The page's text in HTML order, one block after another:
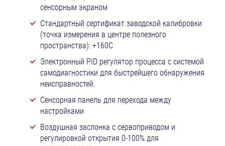
сенсорным экраном
Стандартный сертификат заводской калибровки
(точка измерения в центре полезного
пространства): +160С
Электронный PID регулятор процесса с системой
самодиагностики для быстрейшего обнаружения
неисправностей.
Сенсорная панель для перехода между
настройками
Воздушная заслонка с сервоприводом и
регулировкой открытия 0-100% для